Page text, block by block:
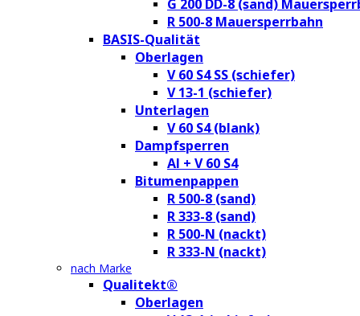
G 200 DD-8 (sand)
R 500-8 Mauersperrbahn
BASIS-Qualität
Oberlagen
V 60 S4 SS (schiefer)
V 13-1 (schiefer)
Unterlagen
V 60 S4 (blank)
Dampfsperren
Al + V 60 S4
Bitumenpappen
R 500-8 (sand)
R 333-8 (sand)
R 500-N (nackt)
R 333-N (nackt)
nach Marke
Qualitekt®
Oberlagen